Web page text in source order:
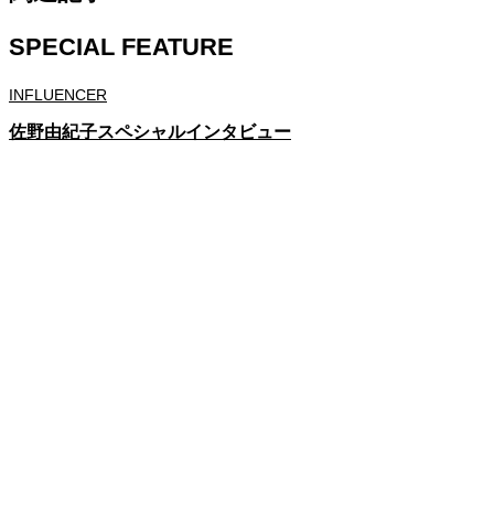
SPECIAL FEATURE
INFLUENCER
佐野由紀子スペシャルインタビュー